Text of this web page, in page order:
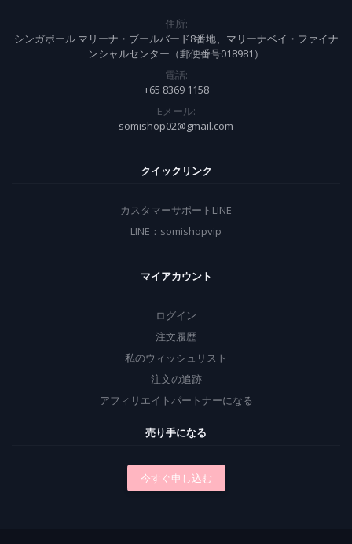
住所:
シンガポール マリーナ・ブールバード8番地、マリーナベイ・ファイナ
ンシャルセンター（郵便番号018981）
電話:
+65 8369 1158
Eメール:
somishop02@gmail.com
クイックリンク
カスタマーサポートLINE
LINE：somishopvip
マイアカウント
ログイン
注文履歴
私のウィッシュリスト
注文の追跡
アフィリエイトパートナーになる
売り手になる
今すぐ申し込む